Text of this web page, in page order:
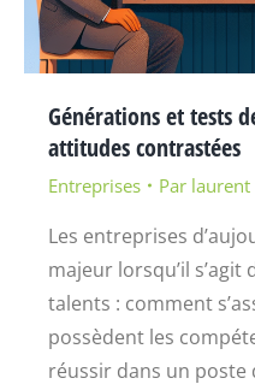
Générations et tests
attitudes contrastées
Entreprises Par laurent
Les entreprises
majeur lorsqu’il
talents : comment
possèdent les
réussir dans un poste